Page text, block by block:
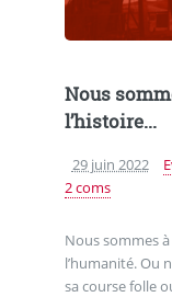
Nous
l’histoire...
29 juin 2022
2 coms
Nous sommes
l’humanité. Ou
sa course folle